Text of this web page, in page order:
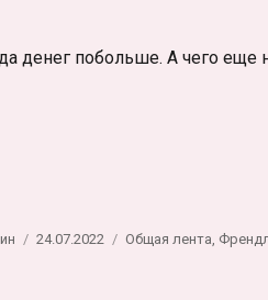
денег побольше. А чего еще
тридцать три. Мне нужно
Опубликовано
24.07.2022 Рубрики
Общая лента